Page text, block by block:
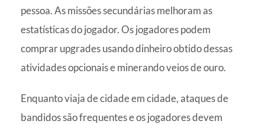
pessoa. As missões secundárias melhoram as
estatísticas do jogador. Os jogadores podem
comprar upgrades usando dinheiro obtido dessas
atividades opcionais e minerando veios de ouro.
Enquanto viaja de cidade em cidade, ataques de
bandidos são frequentes e os jogadores devem